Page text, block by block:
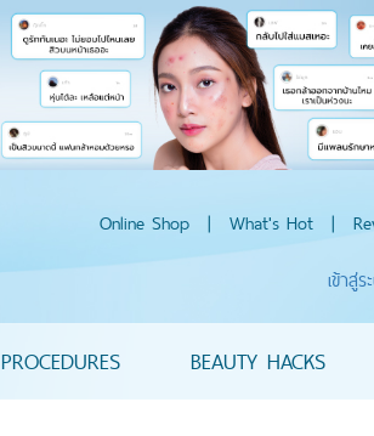
Online Shop | What's Hot |
เข้าสู่ร
PROCEDURES BEAUTY HACKS